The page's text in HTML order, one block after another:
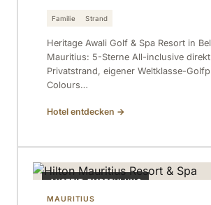
Familie Strand
Heritage Awali Golf & Spa Resort in
Mauritius: 5-Sterne All-inclusive
Privatstrand, eigener Weltklasse-
Colours…
Hotel entdecken →
AUSZEIT-EMPFEHLUNG
MAURITIUS